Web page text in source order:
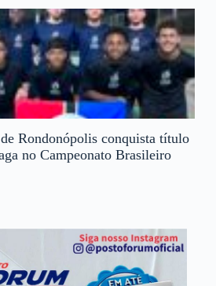
Rondonópolis conquista título
no Campeonato Brasileiro